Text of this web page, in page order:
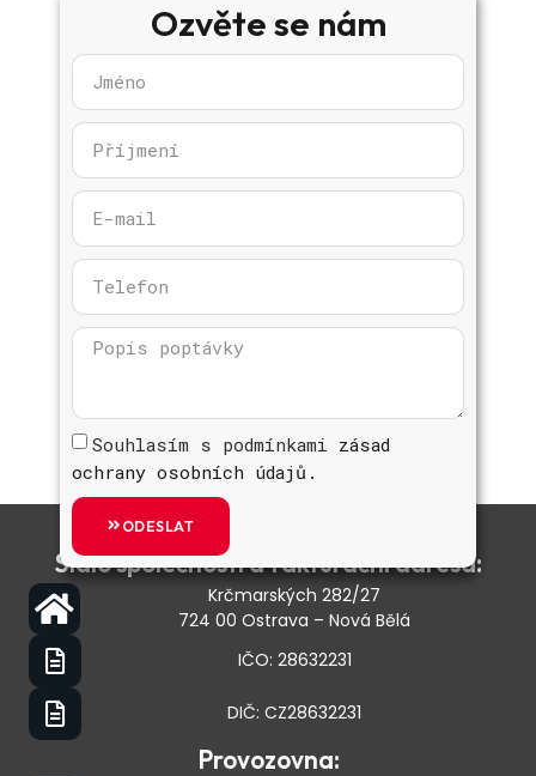
Ozvěte se nám
Souhlasím s podmínkami zásad
ochrany osobních údajů.
ODESLAT
Sídlo společnosti a fakturační adresa:
Krčmarských 282/27
724 00 Ostrava – Nová Bělá
IČO: 28632231
DIČ: CZ28632231
Provozovna: